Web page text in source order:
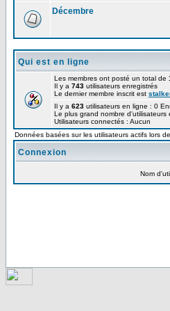
Décembre
Qui est en ligne
Les membres ont posté un total de
Il y a 743 utilisateurs enregistrés
Le dernier membre inscrit est
Il y a 623 utilisateurs en ligne : 0
Le plus grand nombre d'utilisateurs
Utilisateurs connectés : Aucun
Données basées sur les utilisateurs actifs lors
Connexion
Nom